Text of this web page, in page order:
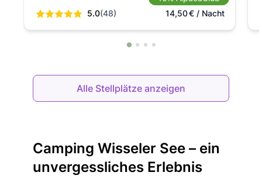
5.0(48)
14,50€/ Nacht
Alle Stellplätze anzeigen
Camping Wisseler See – ein
unvergessliches Erlebnis